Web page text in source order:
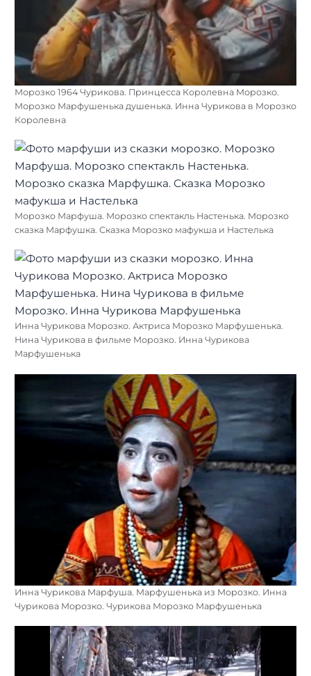
Морозко 1964 Чурикова. Принцесса Королевна Морозко.
Морозко Марфушенька душенька. Инна Чурикова в Морозко
Королевна
Морозко Марфуша. Морозко спектакль Настенька. Морозко
сказка Марфушка. Сказка Морозко мафукша и Настелька
Инна Чурикова Морозко. Актриса Морозко Марфушенька.
Нина Чурикова в фильме Морозко. Инна Чурикова
Марфушенька
Инна Чурикова Марфуша. Марфушенька из Морозко. Инна
Чурикова Морозко. Чурикова Морозко Марфушенька